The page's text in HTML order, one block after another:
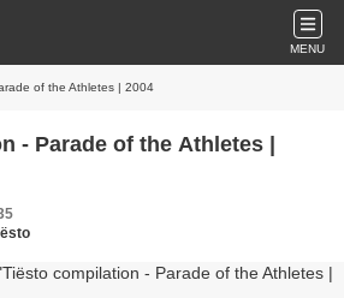
MENU
of the Athletes | 2004
- Parade of the Athletes |